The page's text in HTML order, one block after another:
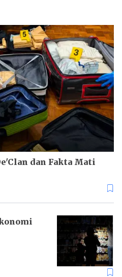
dan Fakta Mati